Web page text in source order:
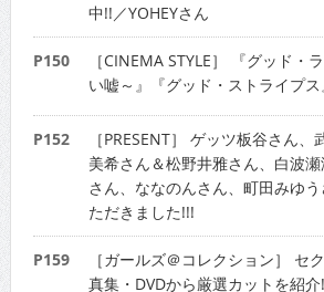
中!!／YOHEYさん
P150
［CINEMA STYLE］ 『グッド・
い嘘～』『グッド・ストライプ
P152
［PRESENT］ ゲッツ板谷さん
美希さん＆松野井雅さん、白波
さん、ななのんさん、町田みゆ
ただきました!!!
P159
［ガールズ＠コレクション］ セ
真集・DVDから厳選カットを紹